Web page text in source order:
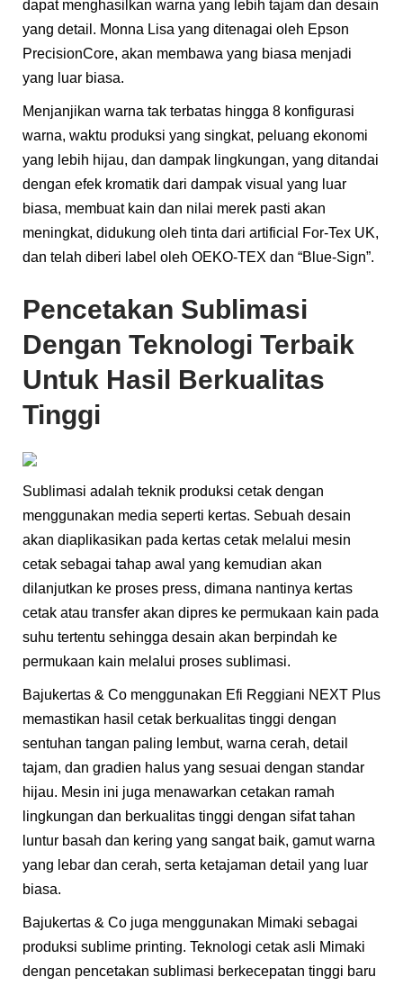
dapat menghasilkan warna yang lebih tajam dan desain
yang detail. Monna Lisa yang ditenagai oleh Epson
PrecisionCore, akan membawa yang biasa menjadi
yang luar biasa.
Menjanjikan warna tak terbatas hingga 8 konfigurasi
warna, waktu produksi yang singkat, peluang ekonomi
yang lebih hijau, dan dampak lingkungan, yang ditandai
dengan efek kromatik dari dampak visual yang luar
biasa, membuat kain dan nilai merek pasti akan
meningkat, didukung oleh tinta dari artificial For-Tex UK,
dan telah diberi label oleh OEKO-TEX dan “Blue-Sign”.
Pencetakan Sublimasi
Dengan Teknologi Terbaik
Untuk Hasil Berkualitas
Tinggi
Sublimasi adalah teknik produksi cetak dengan
menggunakan media seperti kertas. Sebuah desain
akan diaplikasikan pada kertas cetak melalui mesin
cetak sebagai tahap awal yang kemudian akan
dilanjutkan ke proses press, dimana nantinya kertas
cetak atau transfer akan dipres ke permukaan kain pada
suhu tertentu sehingga desain akan berpindah ke
permukaan kain melalui proses sublimasi.
Bajukertas & Co menggunakan Efi Reggiani NEXT Plus
memastikan hasil cetak berkualitas tinggi dengan
sentuhan tangan paling lembut, warna cerah, detail
tajam, dan gradien halus yang sesuai dengan standar
hijau. Mesin ini juga menawarkan cetakan ramah
lingkungan dan berkualitas tinggi dengan sifat tahan
luntur basah dan kering yang sangat baik, gamut warna
yang lebar dan cerah, serta ketajaman detail yang luar
biasa.
Bajukertas & Co juga menggunakan Mimaki sebagai
produksi sublime printing. Teknologi cetak asli Mimaki
dengan pencetakan sublimasi berkecepatan tinggi baru